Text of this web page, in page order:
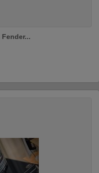
Fender...